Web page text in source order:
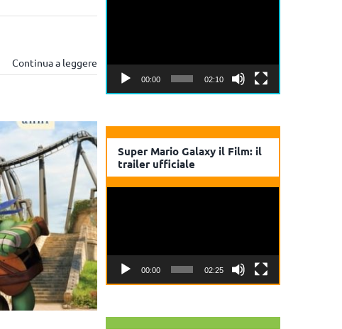
Continua a leggere
00:00 02:10
Super Mario Galaxy il Film: il
trailer ufficiale
00:00 02:25